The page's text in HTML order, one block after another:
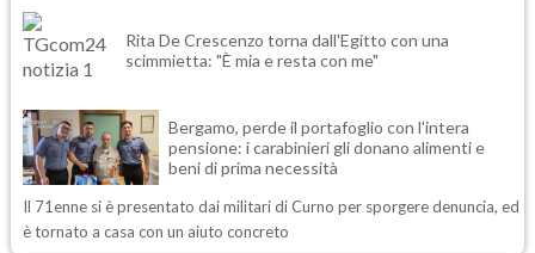
Rita De Crescenzo torna dall'Egitto con una
scimmietta: "È mia e resta con me"
Bergamo, perde il portafoglio con l'intera
pensione: i carabinieri gli donano alimenti e
beni di prima necessità
Il 71enne si è presentato dai militari di Curno per sporgere denuncia, ed
è tornato a casa con un aiuto concreto